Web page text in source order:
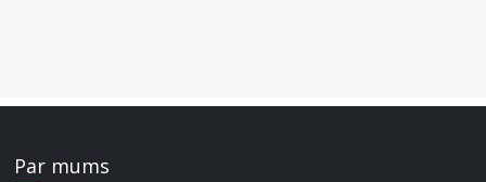
Par mums